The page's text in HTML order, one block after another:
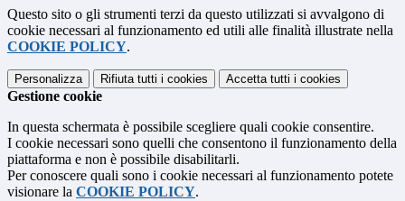
Questo sito o gli strumenti terzi da questo utilizzati si avvalgono di
cookie necessari al funzionamento ed utili alle finalità illustrate nella
COOKIE POLICY.
Personalizza Rifiuta tutti i cookies Accetta tutti i cookies
Gestione cookie
In questa schermata è possibile scegliere quali cookie consentire.
I cookie necessari sono quelli che consentono il funzionamento della
piattaforma e non è possibile disabilitarli.
Per conoscere quali sono i cookie necessari al funzionamento potete
visionare la COOKIE POLICY.